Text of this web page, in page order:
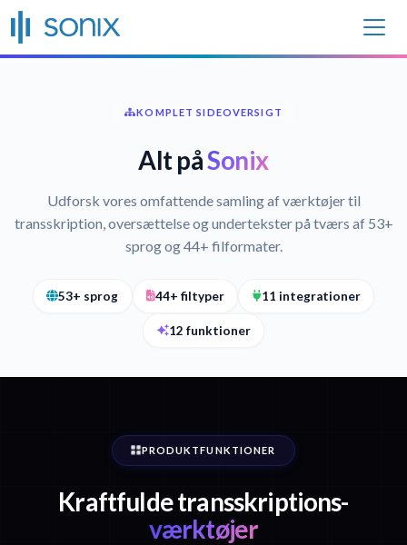
KOMPLET SIDEOVERSIGT
Alt påSonix
Udforsk vores omfattende samling af værktøjer til
transskription, oversættelse og undertekster på tværs af 53+
sprog og 44+ filformater.
53+ sprog 44+ filtyper 11 integrationer
12 funktioner
PRODUKTFUNKTIONER
Kraftfulde transskriptions-
værktøjer